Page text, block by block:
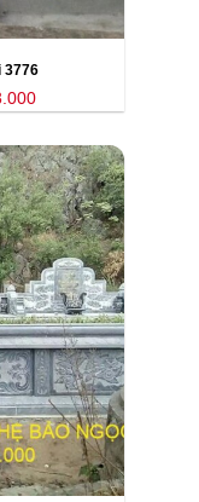
3776